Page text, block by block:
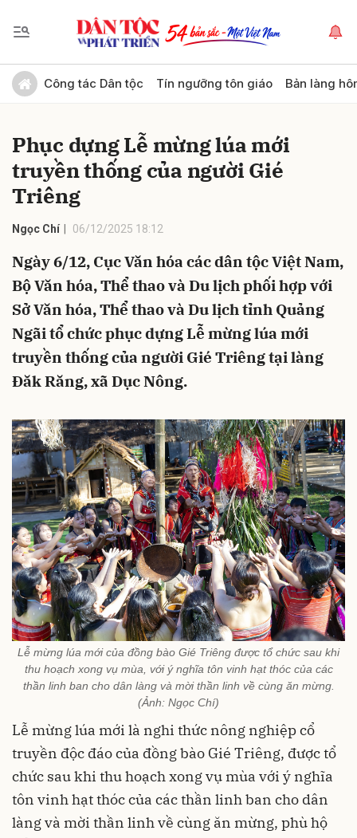
Công tác Dân tộc Tín ngưỡng tôn giáo Bản làng
Phục dựng Lễ mừng lúa mới
truyền thống của người Gié
Triêng
Ngọc Chí 06/12/2025 18:12
Ngày 6/12, Cục Văn hóa các dân tộc Việt Nam,
Bộ Văn hóa, Thể thao và Du lịch phối hợp với
Sở Văn hóa, Thể thao và Du lịch tỉnh Quảng
Ngãi tổ chức phục dựng Lễ mừng lúa mới
truyền thống của người Gié Triêng tại làng
Đăk Răng, xã Dục Nông.
Lễ mừng lúa mới của đồng bào Gié Triêng được tổ chức sau khi
thu hoạch xong vụ mùa, với ý nghĩa tôn vinh hạt thóc của các
thần linh ban cho dân làng và mời thần linh về cùng ăn mừng.
(Ảnh: Ngọc Chí)
Lễ mừng lúa mới là nghi thức nông nghiệp cổ
truyền độc đáo của đồng bào Gié Triêng, được tổ
chức sau khi thu hoạch xong vụ mùa với ý nghĩa
tôn vinh hạt thóc của các thần linh ban cho dân
làng và mời thần linh về cùng ăn mừng, phù hộ
Gửi bình luận